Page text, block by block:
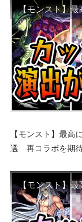
【モンスト】最高
選 再コラボを期